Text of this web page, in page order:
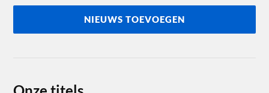
NIEUWS TOEVOEGEN